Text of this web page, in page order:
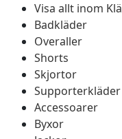
Visa allt inom
Badkläder
Overaller
Shorts
Skjortor
Supporterkläder
Accessoarer
Byxor